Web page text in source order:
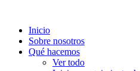
Inicio
Sobre nosotros
Qué hacemos
Ver todo